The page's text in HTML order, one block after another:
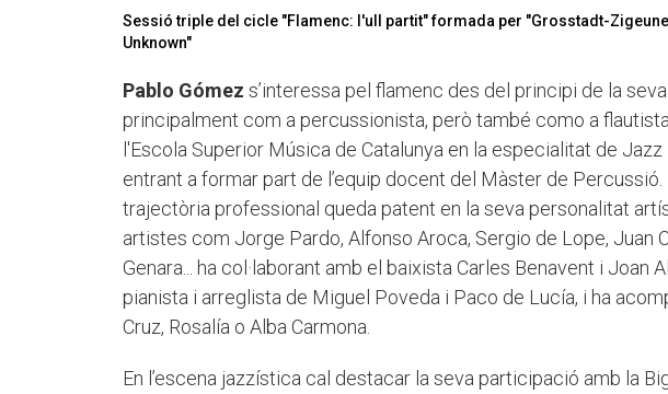
Sessió triple del cicle "Flamenc: l'ull partit" formada per "Grosstadt-
Unknown"
Pablo Gómez s’interessa pel flamenc des del principi de la
principalment com a percussionista, però també como a
l'Escola Superior Música de Catalunya en la especialitat de
entrant a formar part de l’equip docent del Màster de
trajectòria professional queda patent en la seva personalitat
artistes com Jorge Pardo, Alfonso Aroca, Sergio de Lope, Juan
Genara... ha col·laborant amb el baixista Carles Benavent i Joan
pianista i arreglista de Miguel Poveda i Paco de Lucía, i ha
Cruz, Rosalía o Alba Carmona.
En l’escena jazzística cal destacar la seva participació amb la